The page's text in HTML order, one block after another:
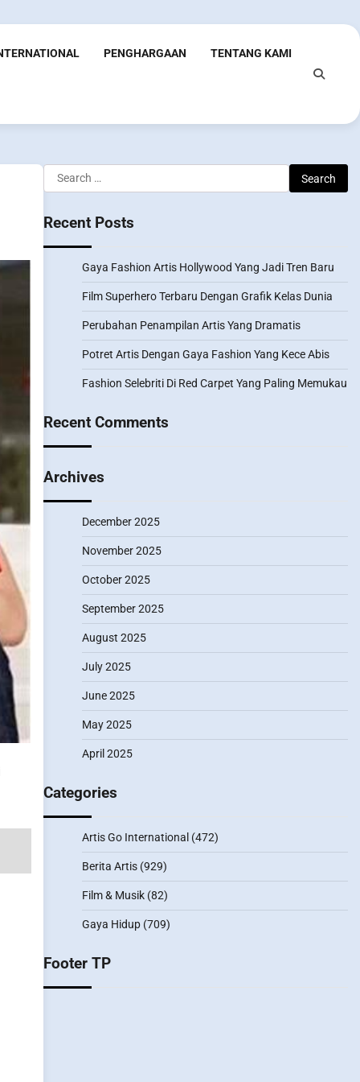
PENGHARGAAN TENTANG KAMI
Search
for:
Recent Posts
Gaya Fashion Artis Hollywood Yang Jadi Tren Baru
Film Superhero Terbaru Dengan Grafik Kelas Dunia
Perubahan Penampilan Artis Yang Dramatis
Potret Artis Dengan Gaya Fashion Yang Kece Abis
Fashion Selebriti Di Red Carpet Yang Paling Memukau
Recent Comments
Archives
December 2025
November 2025
October 2025
September 2025
August 2025
July 2025
June 2025
May 2025
April 2025
Categories
Artis Go International (472)
Berita Artis(929)
Film & Musik(82)
Gaya Hidup(709)
Footer TP